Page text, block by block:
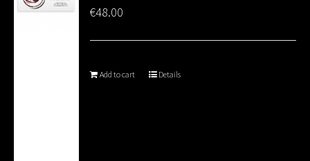
€48.00
Add to cart Details